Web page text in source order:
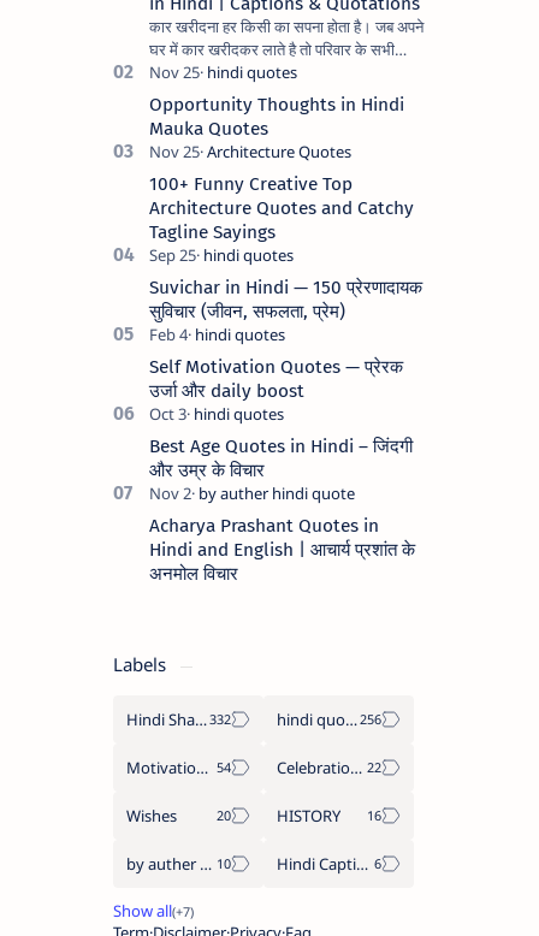
कार खरीदना हर किसी का सपना होता है। जब अपने
घर में कार खरीदकर लाते है तो परिवार के सभी
सदस्यों के चेहरे पर अलग ही मुस्कुराहट और
प्रसन्नता झलकती है। अ…
Opportunity Thoughts in Hindi
Mauka Quotes
100+ Funny Creative Top
Architecture Quotes and Catchy
Tagline Sayings
Suvichar in Hindi — 150 प्रेरणादायक
सुविचार (जीवन, सफलता, प्रेम)
Self Motivation Quotes — प्रेरक
उर्जा और daily boost
Best Age Quotes in Hindi – जिंदगी
और उम्र के विचार
Acharya Prashant Quotes in
Hindi and English | आचार्य प्रशांत के
अनमोल विचार
Labels
Hindi Shayari hindi quotes
Motivation Quotes Celebration day
Wishes HISTORY
by auther hindi quote Hindi Caption